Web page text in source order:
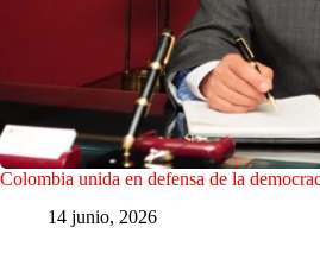
Colombia unida en defensa de la
14 junio, 2026